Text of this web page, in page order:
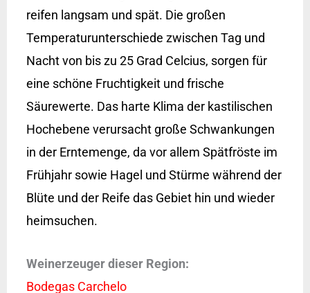
reifen langsam und spät. Die großen
Temperaturunterschiede zwischen Tag und
Nacht von bis zu 25 Grad Celcius, sorgen für
eine schöne Fruchtigkeit und frische
Säurewerte. Das harte Klima der kastilischen
Hochebene verursacht große Schwankungen
in der Erntemenge, da vor allem Spätfröste im
Frühjahr sowie Hagel und Stürme während der
Blüte und der Reife das Gebiet hin und wieder
heimsuchen.
Weinerzeuger dieser Region:
Bodegas Carchelo